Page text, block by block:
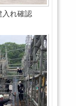
れ確認